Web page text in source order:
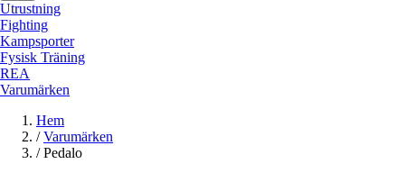
Utrustning
Fighting
Kampsporter
Fysisk Träning
REA
Varumärken
Hem
/ Varumärken
/ Pedalo